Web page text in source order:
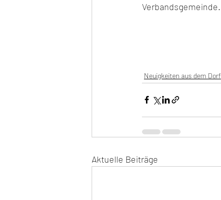
Verbandsgemeinde.
Neuigkeiten aus dem Dorf
Aktuelle Beiträge